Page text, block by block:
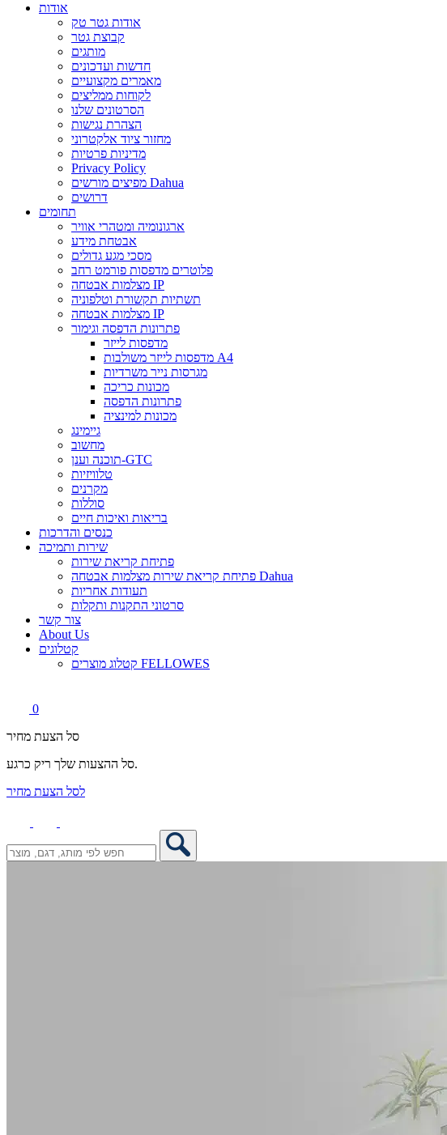
אודות
אודות גטר טק
קבוצת גטר
מותגים
חדשות ועדכונים
מאמרים מקצועיים
לקוחות ממליצים
הסרטונים שלנו
הצהרת נגישות
מחזור ציוד אלקטרוני
מדיניות פרטיות
Privacy Policy
מפיצים מורשים Dahua
דרושים
תחומים
ארגונומיה ומטהרי אוויר
אבטחת מידע
מסכי מגע גדולים
פלוטרים מדפסות פורמט רחב
מצלמות אבטחה IP
תשתיות תקשורת וטלפוניה
מצלמות אבטחה IP
פתרונות הדפסה וגימור
מדפסות לייזר
מדפסות לייזר משולבות A4
מגרסות נייר משרדיות
מכונות כריכה
פתרונות הדפסה
מכונות למינציה
גיימינג
מחשוב
תוכנה וענן-GTC
טלוויזיות
מקרנים
סוללות
בריאות ואיכות חיים
כנסים והדרכות
שירות ותמיכה
פתיחת קריאת שירות
פתיחת קריאת שירות מצלמות אבטחה Dahua
תעודות אחריות
סרטוני התקנות ותקלות
צור קשר
About Us
קטלוגים
קטלוג מוצרים FELLOWES
0
סל הצעת מחיר
סל ההצעות שלך ריק כרגע.
לסל הצעת מחיר